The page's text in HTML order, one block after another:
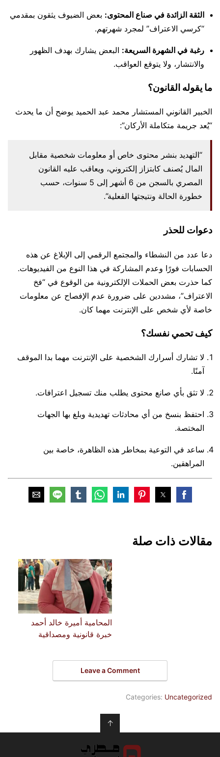
الثقة الزائدة في صناع المحتوى: بعض الضيوف يثقون بمقدمي
“كرسي الاعتراف” لمجرد شهرتهم.
رغبة في الشهرة السريعة: البعض يشارك بهدف الظهور
والانتشار، ولا يتوقع العواقب.
ما يقوله القانون؟
الخبير القانوني المستشار محمد عبد الحميد يوضح أن ما يحدث
“يُعد جريمة متكاملة الأركان”:
“التهديد بنشر محتوى خاص أو معلومات شخصية مقابل
المال يُصنف كابتزاز إلكتروني، ويعاقب عليه القانون
المصري بالسجن من 6 أشهر إلى 5 سنوات، حسب
خطورة الحالة ونتيجتها الفعلية”.
دعوات للحذر
دعا عدد من النشطاء والمجتمع الرقمي إلى الإبلاغ عن هذه
الحسابات فورًا وعدم المشاركة في هذا النوع من الفيديوهات.
كما حذرت بعض الحملات الإلكترونية من الوقوع في “فخ
الاعتراف”، مشددين على ضرورة عدم الإفصاح عن معلومات
خاصة لأي شخص على الإنترنت مهما كان.
كيف تحمي نفسك؟
لا تشارك أسرارك الشخصية على الإنترنت مهما بدا الموقف
آمنًا.
لا تثق بأي صانع محتوى يطلب منك تسجيل اعترافات.
احتفظ بنسخ من أي محادثات تهديدية وبلغ بها الجهات
المختصة.
ساعد في التوعية بمخاطر هذه الظاهرة، خاصة بين
المراهقين.
مقالات ذات صلة
المحامية أميرة خالد أحمد
خبرة قانونية ومصداقية
Leave a Comment
Categories: Uncategorized
↑